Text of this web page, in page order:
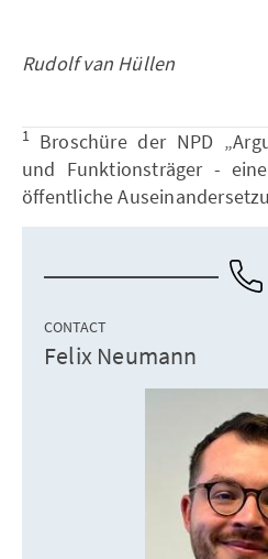
Rudolf van Hüllen
1 Broschüre der NPD
und Funktionsträger -
öffentliche
CONTACT
Felix Neumann